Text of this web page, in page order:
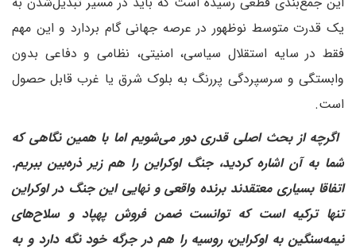
یک قدرت متوسط نوظهور در عرصه جهانی گام بردارد و این مهم
فقط در سایه استقلال سیاسی، امنیتی، نظامی و دفاعی بدون
وابستگی و سرسپردگی پررنگ به بلوک شرق یا غرب قابل حصول
است.
‌ اگرچه از بحث اصلی قدری دور می‌شویم‌ اما با همین نگاهی که
شما به آن اشاره کردید، جنگ اوکراین را هم زیر ذره‌بین ببریم.
اتفاقا بسیاری معتقدند برنده واقعی و نهایی این جنگ در اوکراین
تنها ترکیه است که توانست ضمن فروش پهپاد و سلاح‌های
نیمه‌سنگین به اوکراین، روسیه را هم در جرگه خود نگه دارد و به